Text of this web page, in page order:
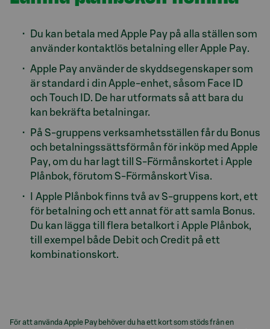
Du kan betala med Apple Pay på alla ställen som
använder kontaktlös betalning eller Apple Pay.
Apple Pay använder de skyddsegenskaper som
är standard i din Apple-enhet, såsom Face ID
och Touch ID. De har utformats så att bara du
kan bekräfta betalningar.
På S-gruppens verksamhetsställen får du Bonus
och betalningssättsförmån för inköp med Apple
Pay, om du har lagt till S-Förmånskortet i Apple
Plånbok, förutom S-Förmånskort Visa.
I Apple Plånbok finns två av S-gruppens kort, ett
för betalning och ett annat för att samla Bonus.
Du kan lägga till flera betalkort i Apple Plånbok,
till exempel både Debit och Credit på ett
kombinationskort.
För att använda Apple Pay behöver du ha ett kort som stöds från en